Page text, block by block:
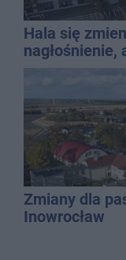
Hala się
QEMETICA
Zmiany dla
Inowrocław